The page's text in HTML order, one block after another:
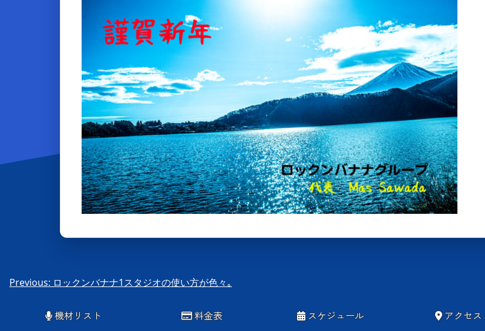
投
Previous: ロックンバナナ1スタジオの使い方が色々｡
機材リスト 料金表 スケジュール アクセス